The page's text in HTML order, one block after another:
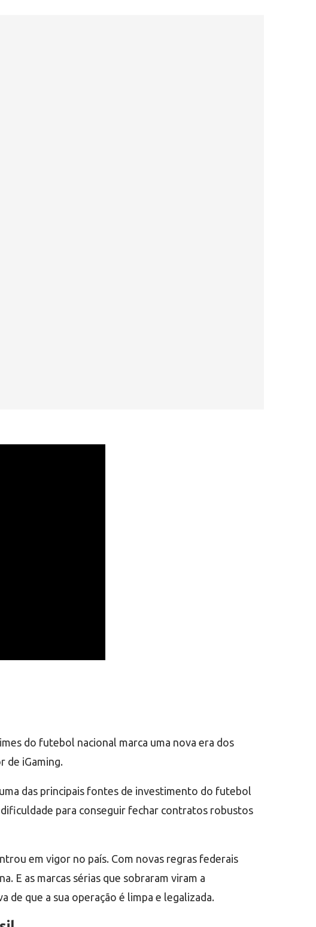
do futebol nacional marca uma nova era dos
de iGaming.
das principais fontes de investimento do futebol
para conseguir fechar contratos robustos
em vigor no país. Com novas regras federais
E as marcas sérias que sobraram viram a
de que a sua operação é limpa e legalizada.